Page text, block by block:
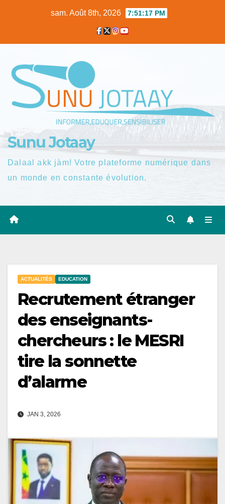
sam. Août 8th, 2026 7:51:18 PM
Sunu Jotaay
Dalaal akk jàm! Votre plateforme numérique dans
un monde en constante évolution.
ACTUALITÉS EDUCATION
Recrutement étranger
des enseignants-
chercheurs : le MESRI
tire la sonnette
d’alarme
JAN 3, 2026